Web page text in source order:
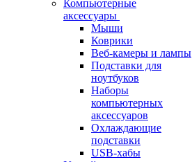
Компьютерные
аксессуары
Мыши
Коврики
Веб-камеры и лампы
Подставки для
ноутбуков
Наборы
компьютерных
аксессуаров
Охлаждающие
подставки
USB-хабы